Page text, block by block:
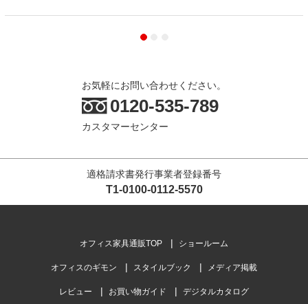
お気軽にお問い合わせください。
0120-535-789
カスタマーセンター
適格請求書発行事業者登録番号
T1-0100-0112-5570
オフィス家具通販TOP ショールーム
オフィスのギモン スタイルブック メディア掲載
レビュー お買い物ガイド デジタルカタログ